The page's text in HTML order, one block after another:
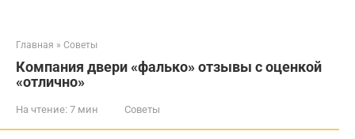
Главная » Советы
Компания двери «фалько» отзывы с оценкой
«отлично»
На чтение: 7 мин Советы